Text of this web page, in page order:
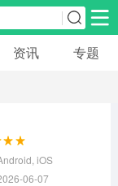
安卓游戏
资讯 专题
iOS
06-07